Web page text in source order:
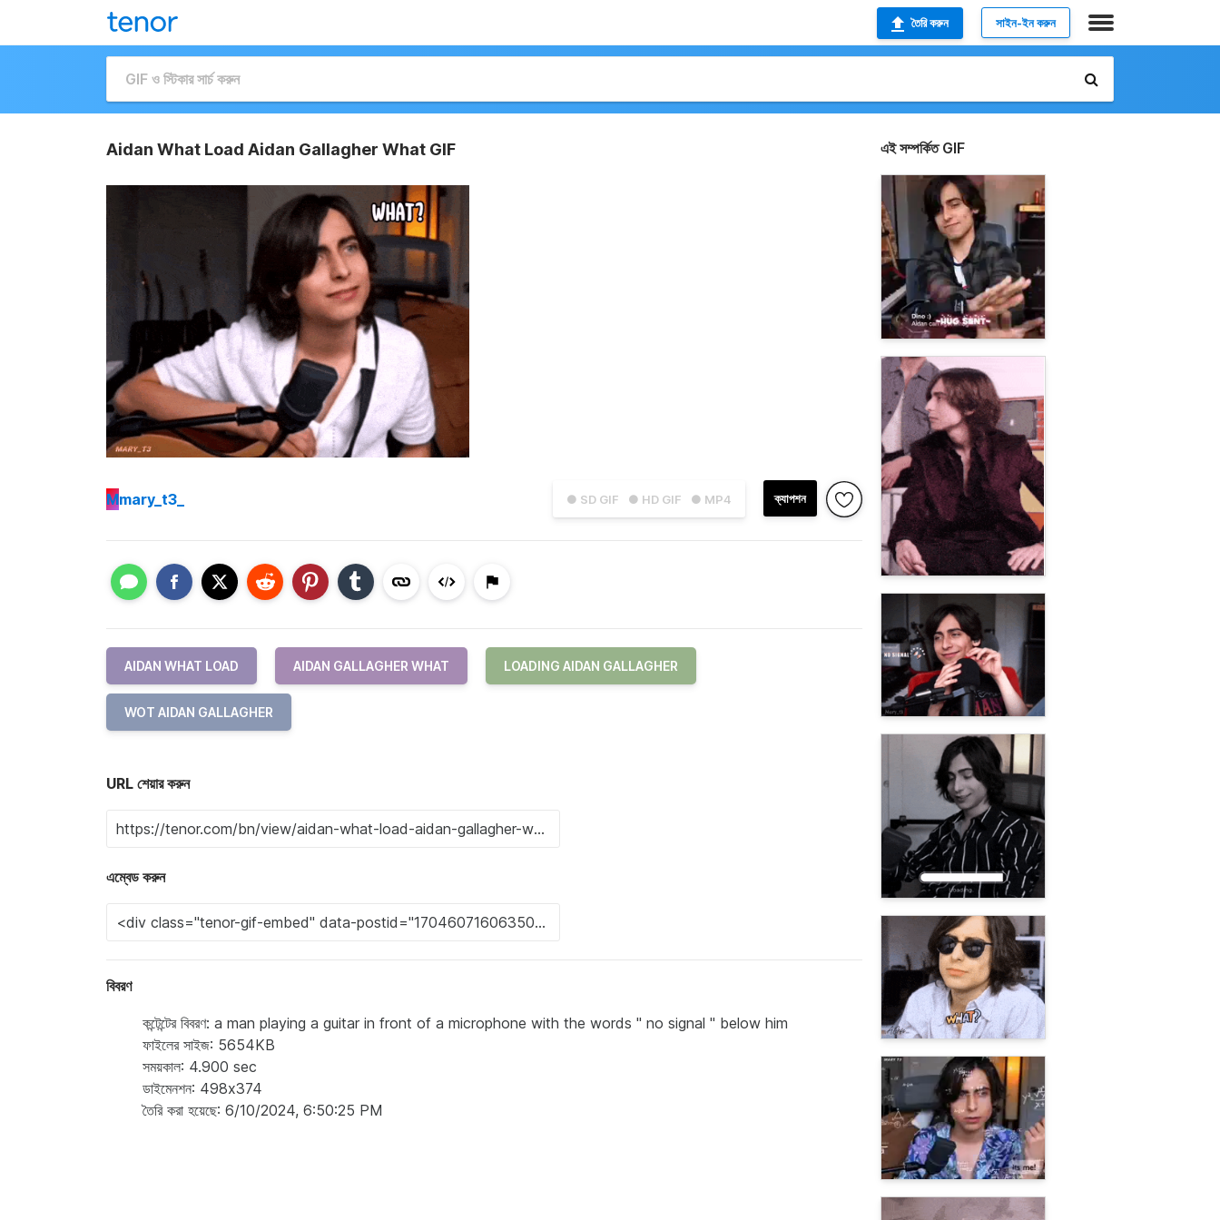
তৈরি করুন সাইন-ইন করুন
Aidan What Load Aidan Gallagher What GIF
● SD GIF ● HD GIF ● MP4 ক্যাপশন
Mmary_t3_
AIDAN WHAT LOAD AIDAN GALLAGHER WHAT LOADING AIDAN GALLAGHER
WOT AIDAN GALLAGHER
URL শেয়ার করুন
এম্বেড করুন
বিবরণ
কন্টেন্টের বিবরণ: a man playing a guitar in front of a microphone with the words " no signal " below him
ফাইলের সাইজ: 5654KB
সময়কাল: 4.900 sec
ডাইমেনশন: 498x374
তৈরি করা হয়েছে: 6/10/2024, 6:50:25 PM
এই সম্পর্কিত GIF